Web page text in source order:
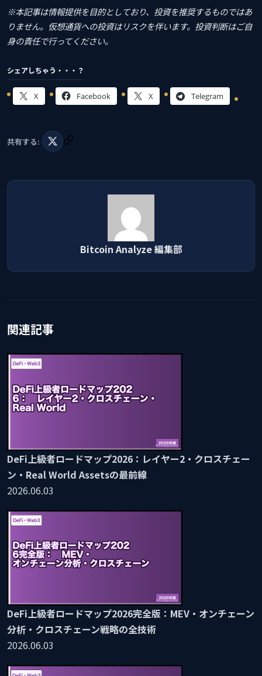
※本記事は情報提供を目的としており、投資を推奨するものではあ
りません。仮想通貨への投資はリスクを伴います。投資判断はご自
身の責任で行ってください。
シェアしちゃう・・・？
X Facebook X Telegram
共有する:
Bitcoin Analyze 編集部
関連記事
DeFi上級者ロードマップ2026：レイヤー2・クロスチェー
ン・Real World Assetsの最前線
2026.06.03
DeFi上級者ロードマップ2026完全版：MEV・オンチェーン
分析・クロスチェーン戦略の全技術
2026.06.03